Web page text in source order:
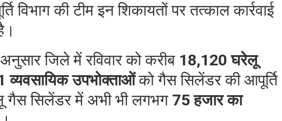
विभाग की टीम इन शिकायतों पर तत्काल कार्रवाई
जिले में रविवार को करीब 18,120 घरेलू
व्यवसायिक उपभोक्ताओंको गैस सिलेंडर की आपूर्ति
गैस सिलेंडर में अभी भी लगभग 75 हजार का